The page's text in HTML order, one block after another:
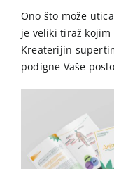
Ono što može
je veliki tiraž kojim
Kreaterijin
podigne Vaše